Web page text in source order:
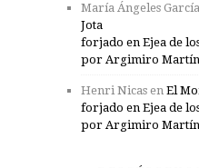
María Ángeles García
Jota
forjado en Ejea de
por Argimiro Martín
Henri Nicas en El
forjado en Ejea de
por Argimiro Martín